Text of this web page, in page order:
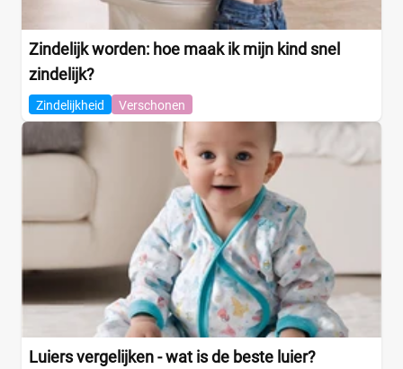
Zindelijk worden: hoe maak ik mijn kind snel
zindelijk?
Zindelijkheid Verschonen
Luiers vergelijken - wat is de beste luier?